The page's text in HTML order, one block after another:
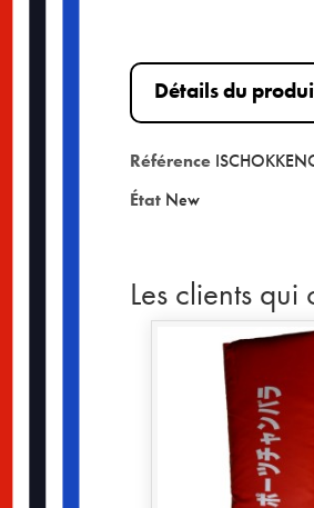
Détails du
Référence
État New
Les clients